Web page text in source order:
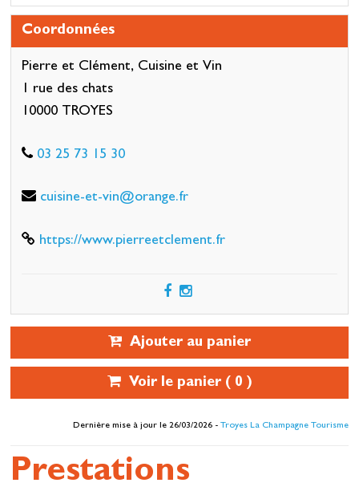
Coordonnées
Pierre et Clément, Cuisine et Vin
1 rue des chats
10000 TROYES
03 25 73 15 30
cuisine-et-vin@orange.fr
https://www.pierreetclement.fr
Ajouter au panier
Voir le panier ( 0 )
Dernière mise à jour le 26/03/2026 -Troyes La Champagne Tourisme
Prestations